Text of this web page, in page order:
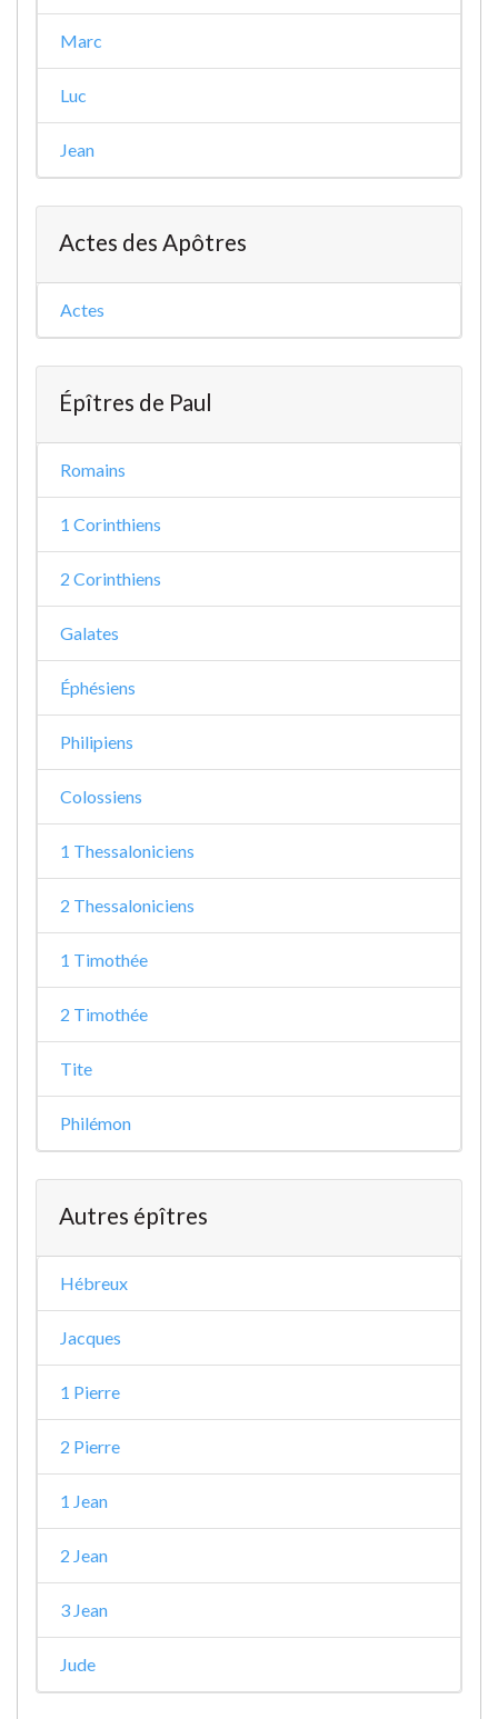
Marc
Luc
Jean
Actes des Apôtres
Actes
Épîtres de Paul
Romains
1 Corinthiens
2 Corinthiens
Galates
Éphésiens
Philipiens
Colossiens
1 Thessaloniciens
2 Thessaloniciens
1 Timothée
2 Timothée
Tite
Philémon
Autres épîtres
Hébreux
Jacques
1 Pierre
2 Pierre
1 Jean
2 Jean
3 Jean
Jude